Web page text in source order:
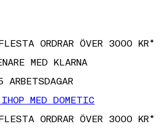
ORDRAR ÖVER 3000 KR*
MED KLARNA
ARBETSDAGAR
IHOP MED DOMETIC
ORDRAR ÖVER 3000 KR*